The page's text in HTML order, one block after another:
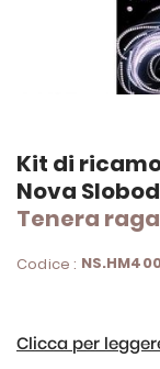
Kit di
Nova
Tenera
Codice :
Clicca per
Vai
all'inizio
della
galleria
immagini